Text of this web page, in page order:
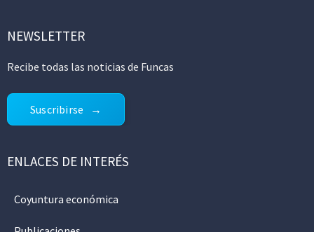
NEWSLETTER
Recibe todas las noticias de Funcas
Suscribirse
ENLACES DE INTERÉS
Coyuntura económica